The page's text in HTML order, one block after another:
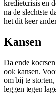
kredietcrisis en
na de slechtste
het dit keer
Kansen
Dalende
ook kansen.
om bij te
leggen tegen